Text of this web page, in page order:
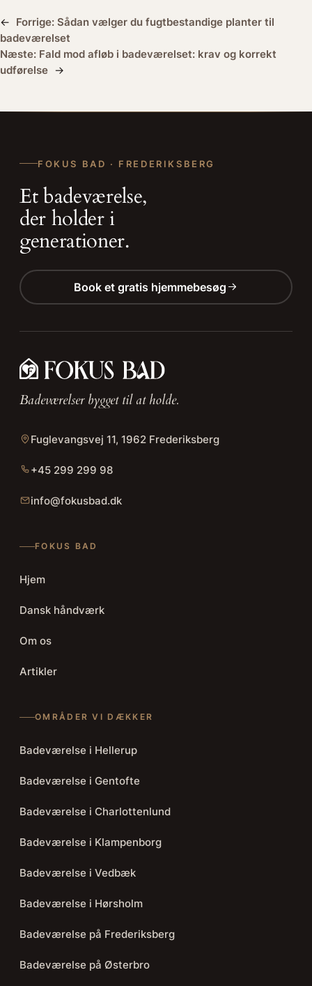
← Forrige: Sådan vælger du fugtbestandige planter til
badeværelset
Næste: Fald mod afløb i badeværelset: krav og korrekt
udførelse →
FOKUS BAD · FREDERIKSBERG
Et badeværelse,
der holder i
generationer.
Book et gratis hjemmebesøg
Badeværelser bygget til at holde.
Fuglevangsvej 11, 1962 Frederiksberg
+45 299 299 98
info@fokusbad.dk
FOKUS BAD
Hjem
Dansk håndværk
Om os
Artikler
OMRÅDER VI DÆKKER
Badeværelse i Hellerup
Badeværelse i Gentofte
Badeværelse i Charlottenlund
Badeværelse i Klampenborg
Badeværelse i Vedbæk
Badeværelse i Hørsholm
Badeværelse på Frederiksberg
Badeværelse på Østerbro